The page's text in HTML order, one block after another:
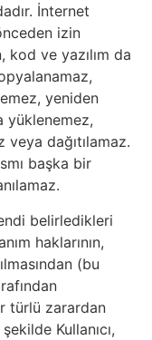
İnternet
izin
kod ve yazılım da
yeniden
yüklenemez,
dağıtılamaz.
başka bir
belirledikleri
haklarının,
(bu
türlü zarardan
Kullanıcı,